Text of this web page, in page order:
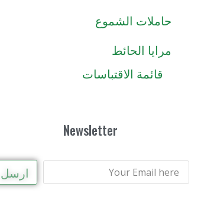
حاملات الشموع
مرايا الحائط
قائمة الاقتباسات
Newsletter
ارسل